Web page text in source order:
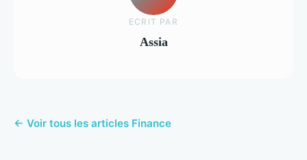
ECRIT PAR
Assia
← Voir tous les articles Finance